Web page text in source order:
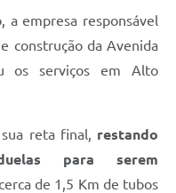
a empresa responsável
construção da Avenida
os serviços em Alto
reta final, restando
para serem
de 1,5 Km de tubos